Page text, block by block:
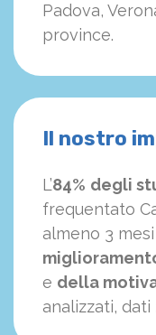
Padova,
province.
Il nostro
L’84% degli
frequentato
almeno 3
e della
analizzati, dati